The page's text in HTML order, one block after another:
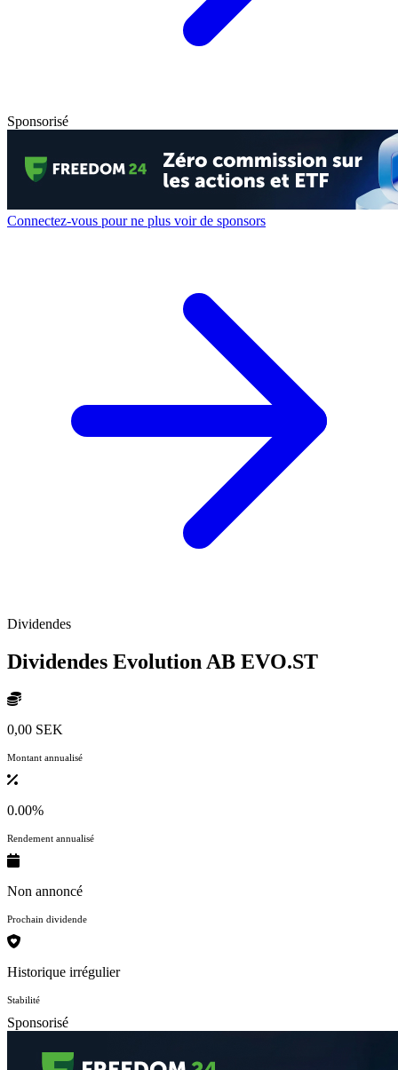
Sponsorisé
Connectez-vous pour ne plus voir de sponsors
Dividendes
Dividendes Evolution AB EVO.ST
0,00 SEK
Montant annualisé
0.00%
Rendement annualisé
Non annoncé
Prochain dividende
Historique irrégulier
Stabilité
Sponsorisé